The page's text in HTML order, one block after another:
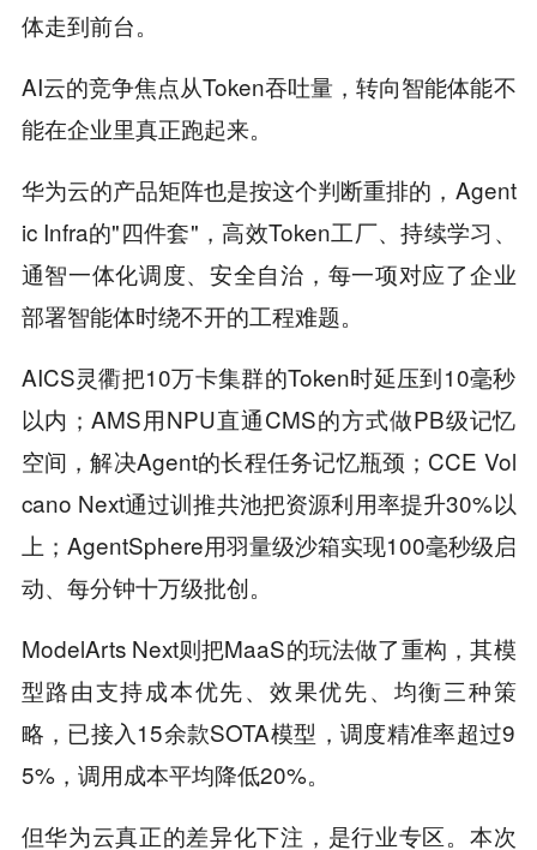
体走到前台。
AI云的竞争焦点从Token吞吐量，转向智能体能不
能在企业里真正跑起来。
华为云的产品矩阵也是按这个判断重排的，Agent
ic Infra的"四件套"，高效Token工厂、持续学习、
通智一体化调度、安全自治，每一项对应了企业
部署智能体时绕不开的工程难题。
AICS灵衢把10万卡集群的Token时延压到10毫秒
以内；AMS用NPU直通CMS的方式做PB级记忆
空间，解决Agent的长程任务记忆瓶颈；CCE Vol
cano Next通过训推共池把资源利用率提升30%以
上；AgentSphere用羽量级沙箱实现100毫秒级启
动、每分钟十万级批创。
ModelArts Next则把MaaS的玩法做了重构，其模
型路由支持成本优先、效果优先、均衡三种策
略，已接入15余款SOTA模型，调度精准率超过9
5%，调用成本平均降低20%。
但华为云真正的差异化下注，是行业专区。本次